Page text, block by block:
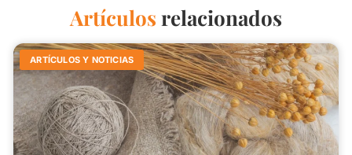
Artículos relacionados
ARTÍCULOS Y NOTICIAS